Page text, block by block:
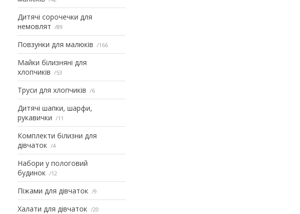
Дитячі сорочечки для
немовлят
89
Повзунки для малюків 166
Майки білизняні для
хлопчиків
53
Труси для хлопчиків 6
Дитячі шапки, шарфи,
рукавички
11
Комплекти білизни для
дівчаток
4
Набори у пологовий
будинок
12
Піжами для дівчаток 9
Халати для дівчаток 20